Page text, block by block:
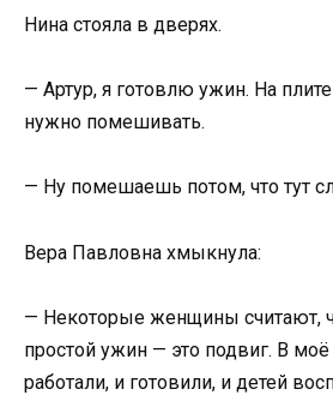
Нина стояла в дверях.
— Артур, я готовлю ужин. На
нужно помешивать.
— Ну помешаешь потом, что тут
Вера Павловна хмыкнула:
— Некоторые женщины считают,
простой ужин — это подвиг. В
работали, и готовили, и детей